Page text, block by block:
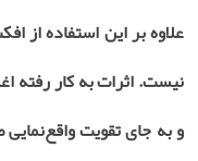
علاوه بر این استفاده از
نیست. اثرات به کار رفته
و به جای تقویت